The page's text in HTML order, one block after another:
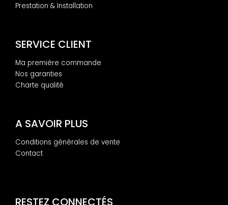
Prestation & Installation
SERVICE CLIENT
Ma première commande
Nos garanties
Charte qualité
A SAVOIR PLUS
Conditions générales de vente
Contact